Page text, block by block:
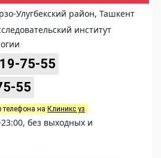
Улугбекский район, Ташкент
институт
75-55
55
телефона на Клиникс уз
без выходных и